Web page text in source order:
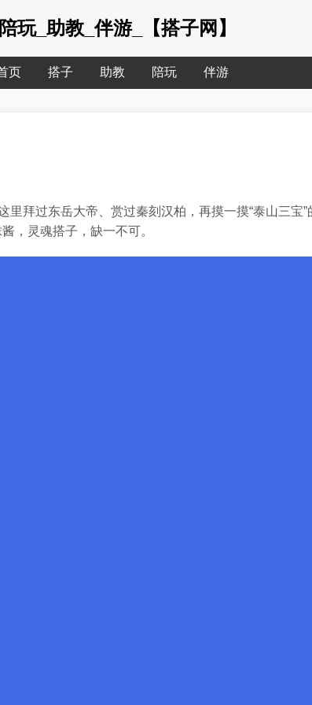
玩_助教_伴游_【搭子网】
页 搭子 助教 陪玩 伴游
拜过东岳大帝、赏过秦刻汉柏，再摸一摸“泰山三宝”
，灵魂搭子，缺一不可。